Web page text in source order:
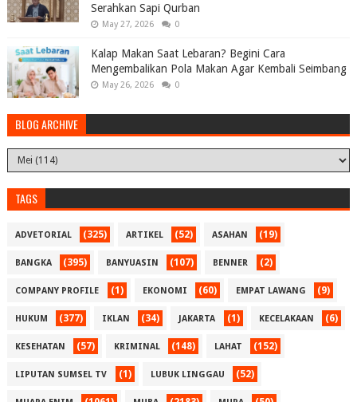
Serahkan Sapi Qurban
May 27, 2026 0
Kalap Makan Saat Lebaran? Begini Cara
Mengembalikan Pola Makan Agar Kembali Seimbang
May 26, 2026 0
BLOG ARCHIVE
TAGS
ADVETORIAL (325) ARTIKEL (52) ASAHAN (19)
BANGKA (395) BANYUASIN (107) BENNER (2)
COMPANY PROFILE (1) EKONOMI (60) EMPAT LAWANG (9)
HUKUM (377) IKLAN (34) JAKARTA (1) KECELAKAAN (6)
KESEHATAN (57) KRIMINAL (148) LAHAT (152)
LIPUTAN SUMSEL TV (1) LUBUK LINGGAU (52)